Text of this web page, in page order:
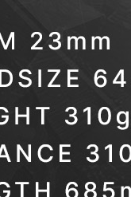
duurzaamheid
spelers die
houden van
controle en
een strak
gevoel bij elke
slag.